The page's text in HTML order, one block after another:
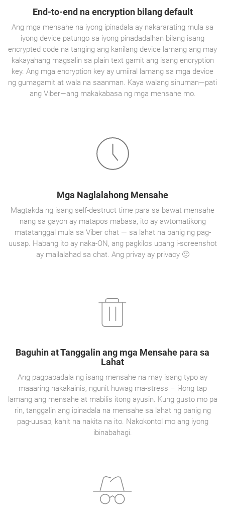
End-to-end na encryption bilang default
Ang mga mensahe na iyong ipinadala ay nakararating mula sa
iyong device patungo sa iyong pinadadalhan bilang isang
encrypted code na tanging ang kanilang device lamang ang may
kakayahang magsalin sa plain text gamit ang isang encryption
key. Ang mga encryption key ay umiiral lamang sa mga device
ng gumagamit at wala na saanman. Kaya walang sinuman—pati
ang Viber—ang makakabasa ng mga mensahe mo.
Mga Naglalahong Mensahe
Magtakda ng isang self-destruct time para sa bawat mensahe
nang sa gayon ay matapos mabasa, ito ay awtomatikong
matatanggal mula sa Viber chat — sa lahat na panig ng pag-
uusap. Habang ito ay naka-ON, ang pagkilos upang i-screenshot
ay mailalahad sa chat. Ang privay ay privacy 🙂
Baguhin at Tanggalin ang mga Mensahe para sa
Lahat
Ang pagpapadala ng isang mensahe na may isang typo ay
maaaring nakakainis, ngunit huwag ma-stress – i-long tap
lamang ang mensahe at mabilis itong ayusin. Kung gusto mo pa
rin, tanggalin ang ipinadala na mensahe sa lahat ng panig ng
pag-uusap, kahit na nakita na ito. Nakokontol mo ang iyong
ibinabahagi.